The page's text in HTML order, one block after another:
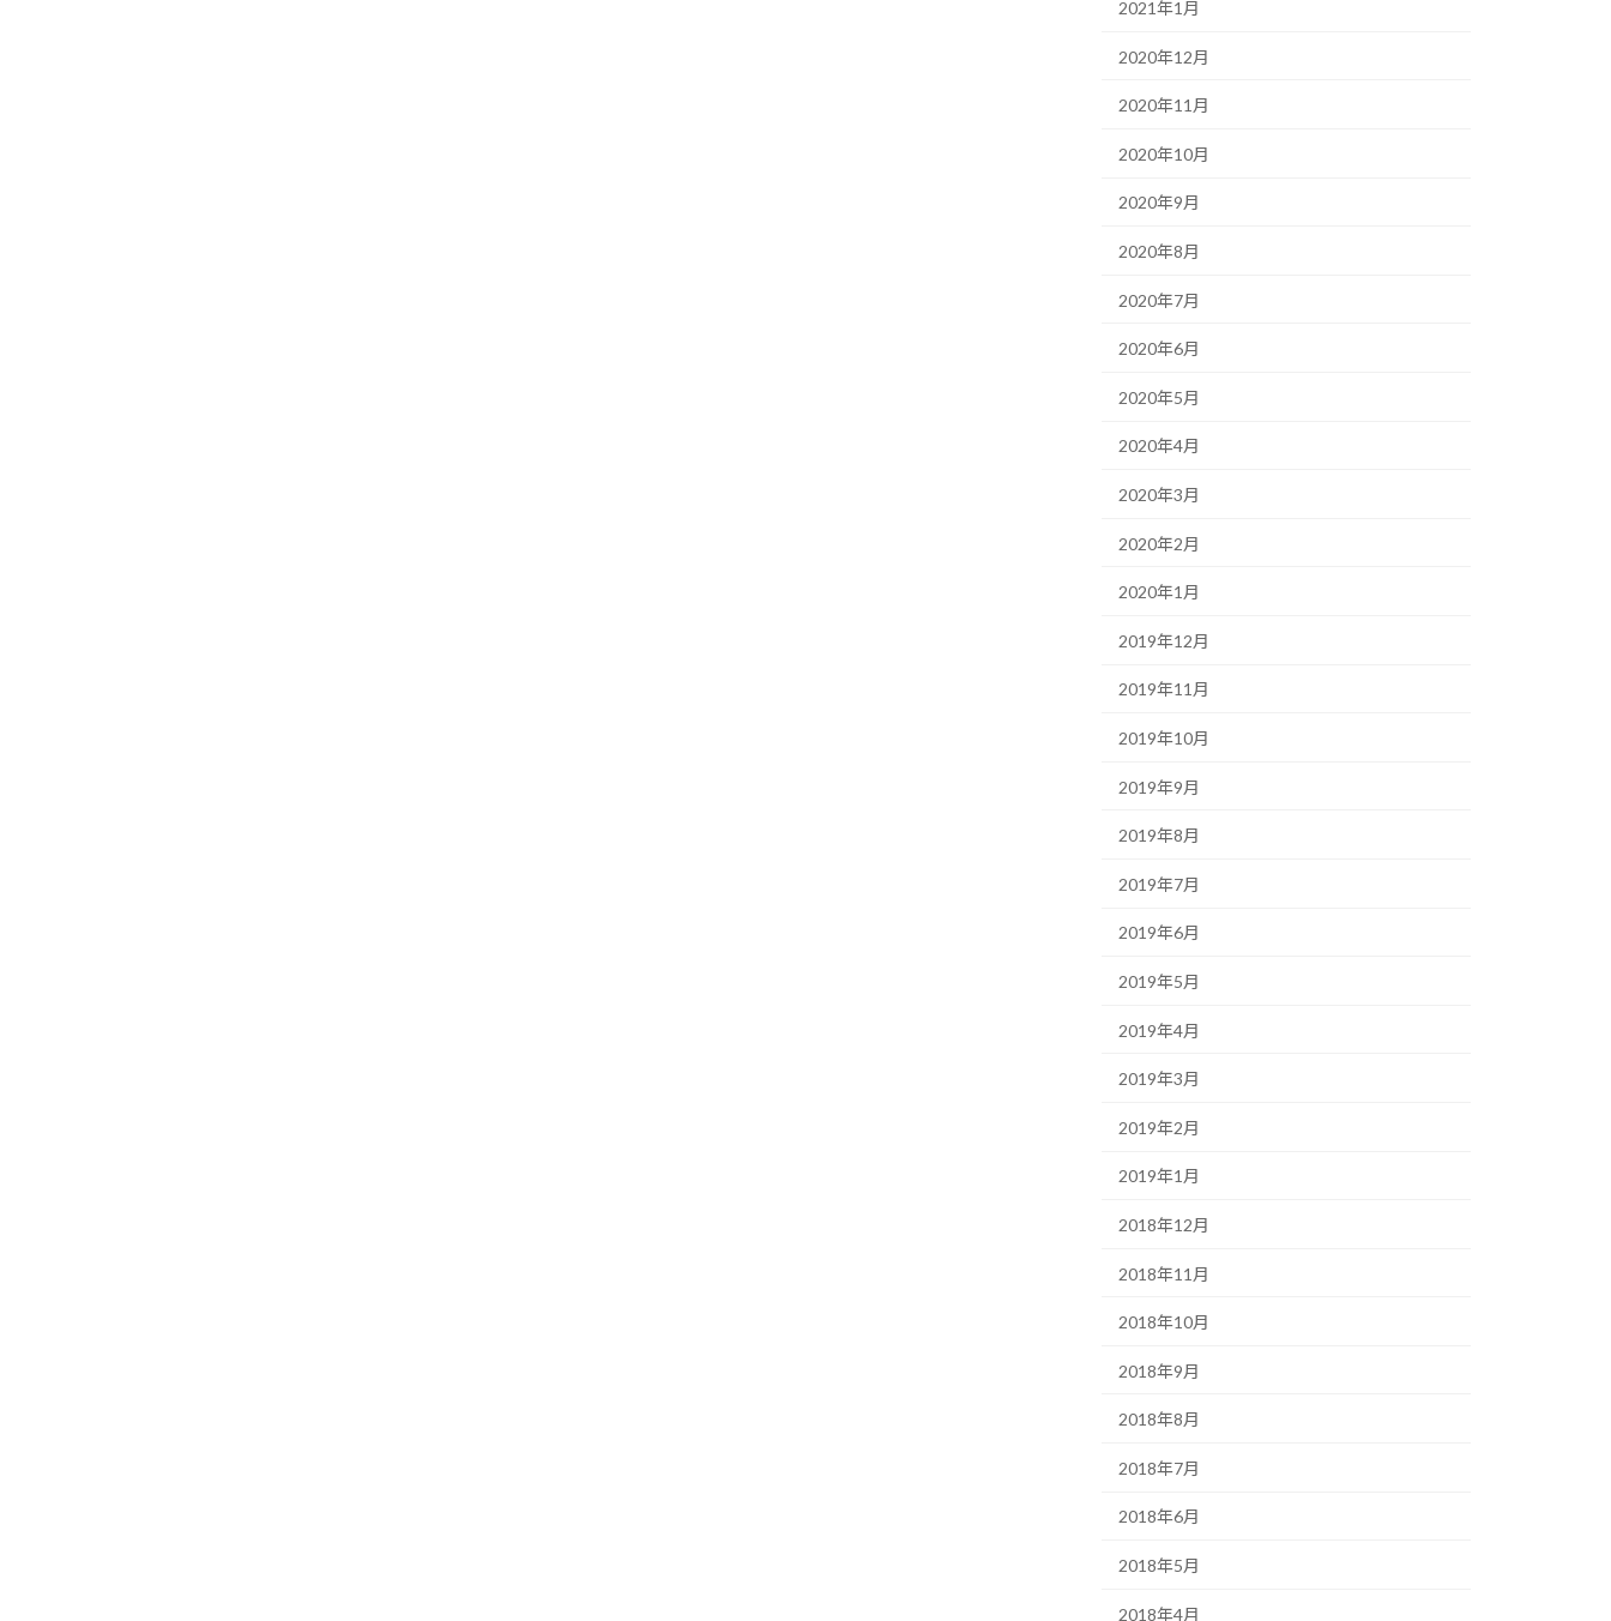
2021年1月
2020年12月
2020年11月
2020年10月
2020年9月
2020年8月
2020年7月
2020年6月
2020年5月
2020年4月
2020年3月
2020年2月
2020年1月
2019年12月
2019年11月
2019年10月
2019年9月
2019年8月
2019年7月
2019年6月
2019年5月
2019年4月
2019年3月
2019年2月
2019年1月
2018年12月
2018年11月
2018年10月
2018年9月
2018年8月
2018年7月
2018年6月
2018年5月
2018年4月